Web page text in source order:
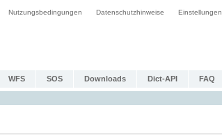
Nutzungsbedingungen Datenschutzhinweise Einstellungen
WFS SOS Downloads Dict-API FAQ